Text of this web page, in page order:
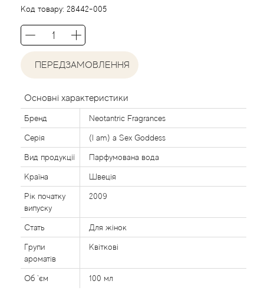
Код товару: 28442-005
ПЕРЕДЗАМОВЛЕННЯ
Основні характеристики
Бренд Neotantric Fragrances
Серія (I am) a Sex Goddess
Вид продукції Парфумована вода
Країна Швеція
Рік початку
випуску
2009
Стать Для жінок
Групи
ароматів
Квіткові
Об `єм 100 мл
Agent Provocateur
Agonist
Aigner
Aj Arabia (Widian)
Ajmal
Al Haramain
Al Jazeera
Alaia Paris
Alexander McQueen
Alexandre Barthet